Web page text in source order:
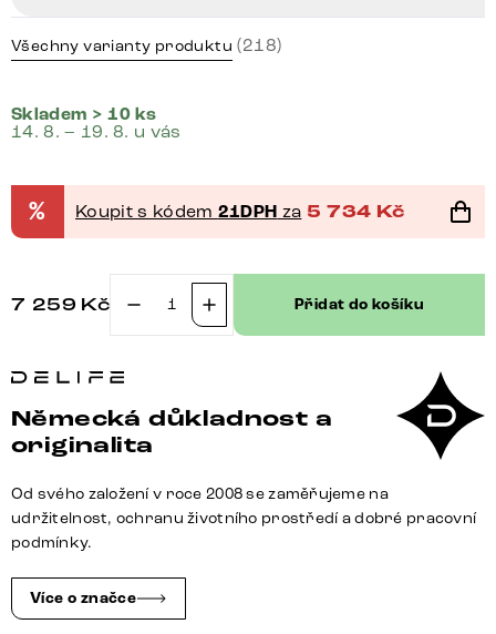
Všechny varianty produktu (218)
Skladem > 10 ks
14. 8. – 19. 8. u vás
% Koupit s kódem 21DPH za 5 734 Kč
7 259 Kč
Zoa-
mikrovlákno
taupe
vintage
křížová
nerezová
ocel
Přidat do košíku
Německá důkladnost a
originalita
Od svého založení v roce 2008 se zaměřujeme na
udržitelnost, ochranu životního prostředí a dobré pracovní
podmínky.
Více o značce